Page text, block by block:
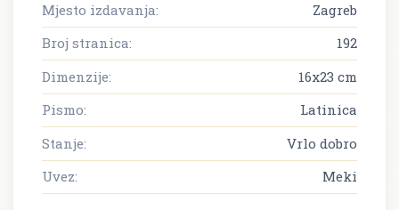
Mjesto izdavanja:
Zagreb
Broj stranica:
192
Dimenzije:
16x23 cm
Pismo:
Latinica
Stanje:
Vrlo dobro
Uvez:
Meki